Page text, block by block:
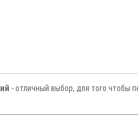
- отличный выбор, для того чтобы